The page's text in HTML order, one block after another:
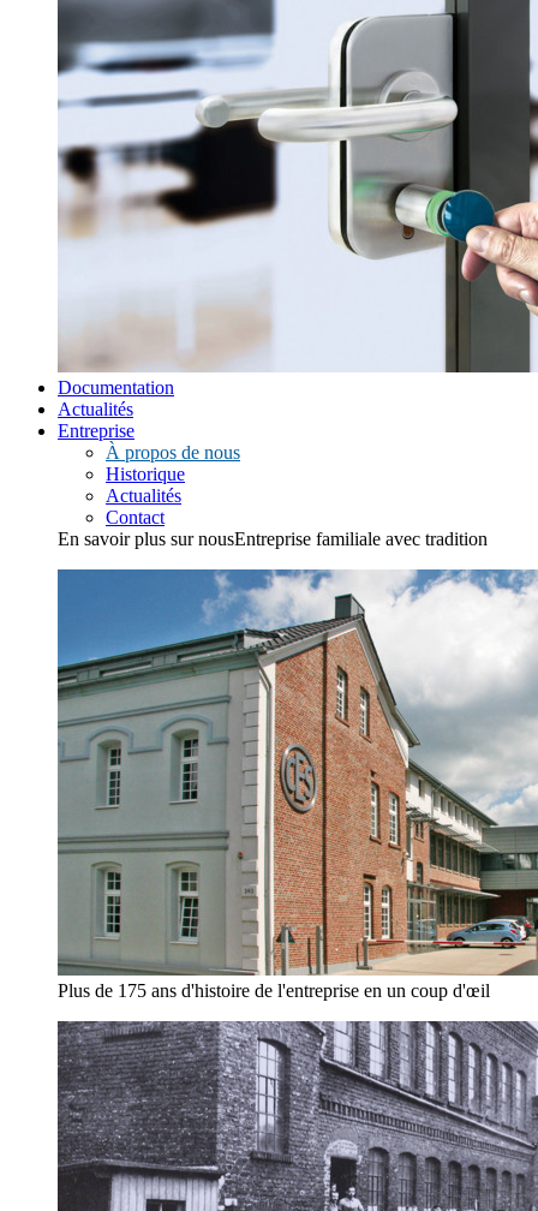
Documentation
Actualités
Entreprise
À propos de nous
Historique
Actualités
Contact
En savoir plus sur nousEntreprise familiale avec tradition
Plus de 175 ans d'histoire de l'entreprise en un coup d'œil